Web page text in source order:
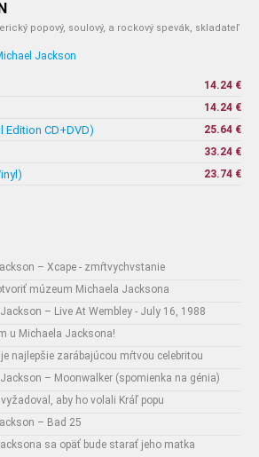
popový, soulový, a rockový spevák, skladateľ
Jackson
14.24 €
14.24 €
Edition CD+DVD) 25.64 €
33.24 €
23.74 €
– Xcape - zmŕtvychvstanie
múzeum Michaela Jacksona
– Live At Wembley - July 16, 1988
u Michaela Jacksona!
najlepšie zarábajúcou mŕtvou celebritou
– Moonwalker (spomienka na génia)
aby ho volali Kráľ popu
– Bad 25
sa opäť bude starať jeho matka